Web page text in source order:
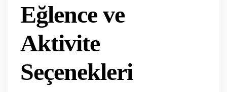
Eğlence ve
Aktivite
Seçenekleri